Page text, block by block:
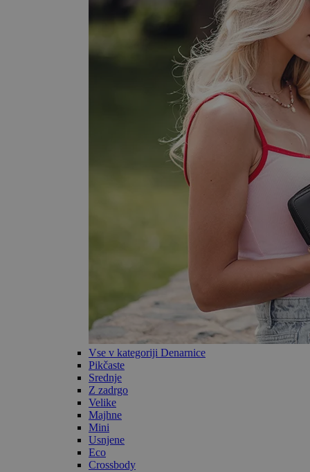
Vse v kategoriji Denarnice
Pikčaste
Srednje
Z zadrgo
Velike
Majhne
Mini
Usnjene
Eco
Crossbody